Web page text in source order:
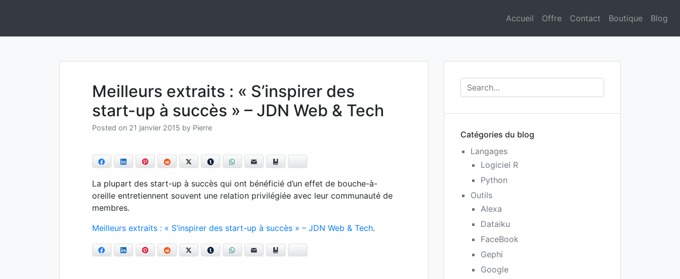
Accueil Offre Contact Boutique Blog
Meilleurs extraits : « S’inspirer des
start-up à succès » – JDN Web & Tech
Posted on 21 janvier 2015 by Pierre
FacebookLinkedIn Pinterest Reddit Twitter Tumblr WhatsAppE-mail
La plupart des start-up à succès qui ont bénéficié d’un effet de bouche-à-
oreille entretiennent souvent une relation privilégiée avec leur communauté de
membres.
Meilleurs extraits : « S’inspirer des start-up à succès » – JDN Web & Tech.
FacebookLinkedIn Pinterest Reddit Twitter Tumblr WhatsAppE-mail
Catégories du blog
Langages
Logiciel R
Python
Outils
Alexa
Dataiku
FaceBook
Gephi
Google